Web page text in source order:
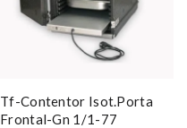
Tf-Contentor Isot.porta
Frontal-Gn 1/1-77